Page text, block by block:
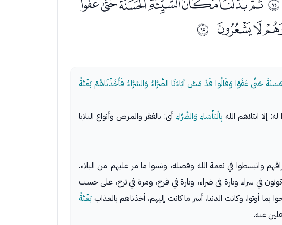
ﱞ
حَتَّى عَفَوْا وَقَالُوا قَدْ مَسَّ آبَاءَنَا الضَّرَّاءُ وَالسَّرَّاءُ فَأَخَذْنَاهُمْ بَغْتَةً
إلا ابتلاهم الله بِالْبَأْسَاءِ وَالضَّرَّاءِ أي: بالفقر والمرض وأنواع البلايا
وانبسطوا في نعمة الله وفضله، ونسوا ما مر عليهم من البلاء.
جارية لم تزل موجودة في الأولين واللاحقين، تارة -[٢٩٨]- يكونون في سراء وتارة في ضراء، وتارة في فرح، ومرة في ترح، على حسب
بما أوتوا، وكانت الدنيا، أسر ما كانت إليهم، أخذناهم بالعذاب بَغْتَةً
عنه.